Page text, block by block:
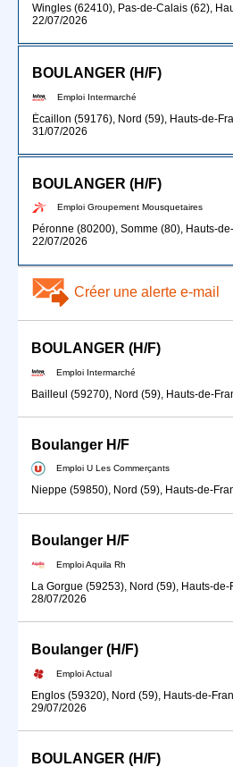
Wingles (62410), Pas-de-Calais (62),
22/07/2026
BOULANGER (H/F)
Emploi Intermarché
Écaillon (59176), Nord (59), Hauts-de-
31/07/2026
BOULANGER (H/F)
Emploi Groupement Mousquetaires
Péronne (80200), Somme (80), Hauts-
22/07/2026
Créer une alerte e-mail
BOULANGER (H/F)
Emploi Intermarché
Bailleul (59270), Nord (59), Hauts-de-
Boulanger H/F
Emploi U Les Commerçants
Nieppe (59850), Nord (59), Hauts-de-
Boulanger H/F
Emploi Aquila Rh
La Gorgue (59253), Nord (59), Hauts-de-
28/07/2026
Boulanger (H/F)
Emploi Actual
Englos (59320), Nord (59), Hauts-de-
29/07/2026
BOULANGER (H/F)